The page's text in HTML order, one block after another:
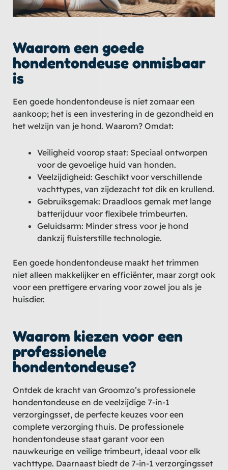
Waarom een goede
hondentondeuse onmisbaar
is
Een goede hondentondeuse is niet zomaar een
aankoop; het is een investering in de gezondheid en
het welzijn van je hond. Waarom? Omdat:
Veiligheid voorop staat: Speciaal ontworpen
voor de gevoelige huid van honden.
Veelzijdigheid: Geschikt voor verschillende
vachttypes, van zijdezacht tot dik en krullend.
Gebruiksgemak: Draadloos gemak met lange
batterijduur voor flexibele trimbeurten.
Geluidsarm: Minder stress voor je hond
dankzij fluisterstille technologie.
Een goede hondentondeuse maakt het trimmen
niet alleen makkelijker en efficiënter, maar zorgt ook
voor een prettigere ervaring voor zowel jou als je
huisdier.
Waarom kiezen voor een
professionele
hondentondeuse?
Ontdek de kracht van Groomzo’s professionele
hondentondeuse en de veelzijdige 7-in-1
verzorgingsset, de perfecte keuzes voor een
complete verzorging thuis. De professionele
hondentondeuse staat garant voor een
nauwkeurige en veilige trimbeurt, ideaal voor elk
vachttype. Daarnaast biedt de 7-in-1 verzorgingsset